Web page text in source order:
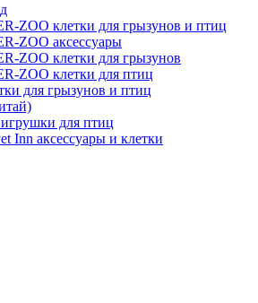
ZOO клетки для грызунов и птиц
ZOO аксессуары
ZOO клетки для грызунов
ZOO клетки для птиц
для грызунов и птиц
для птиц
Inn аксессуары и клетки